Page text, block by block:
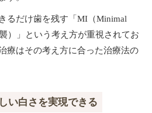
るだけ歯を残す「MI（Minimal
）」という考え方が重視されてお
療はその考え方に合った治療法の
い白さを実現できる